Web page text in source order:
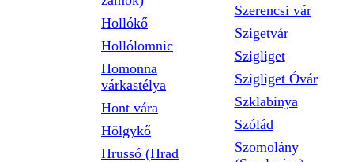
Hollókő
Hollólomnic
Homonna
várkastélya
Hont vára
Hölgykő
Hrussó (Hrad
Szerencsi vár
Szigetvár
Szigliget
Szigliget Óvár
Szklabinya
Szólád
Szomolány